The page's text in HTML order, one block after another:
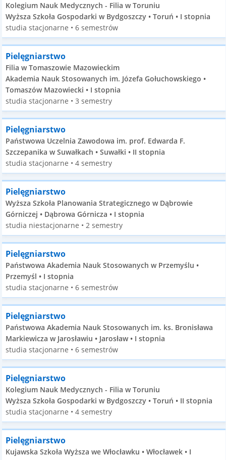
Kolegium Nauk Medycznych - Filia w Toruniu
Wyższa Szkoła Gospodarki w Bydgoszczy • Toruń • I stopnia
studia stacjonarne • 6 semestrów
Pielęgniarstwo
Filia w Tomaszowie Mazowieckim
Akademia Nauk Stosowanych im. Józefa Gołuchowskiego •
Tomaszów Mazowiecki • I stopnia
studia stacjonarne • 3 semestry
Pielęgniarstwo
Państwowa Uczelnia Zawodowa im. prof. Edwarda F.
Szczepanika w Suwałkach • Suwałki • II stopnia
studia stacjonarne • 4 semestry
Pielęgniarstwo
Wyższa Szkoła Planowania Strategicznego w Dąbrowie
Górniczej • Dąbrowa Górnicza • I stopnia
studia niestacjonarne • 2 semestry
Pielęgniarstwo
Państwowa Akademia Nauk Stosowanych w Przemyślu •
Przemyśl • I stopnia
studia stacjonarne • 6 semestrów
Pielęgniarstwo
Państwowa Akademia Nauk Stosowanych im. ks. Bronisława
Markiewicza w Jarosławiu • Jarosław • I stopnia
studia stacjonarne • 6 semestrów
Pielęgniarstwo
Kolegium Nauk Medycznych - Filia w Toruniu
Wyższa Szkoła Gospodarki w Bydgoszczy • Toruń • II stopnia
studia stacjonarne • 4 semestry
Pielęgniarstwo
Kujawska Szkoła Wyższa we Włocławku • Włocławek • I